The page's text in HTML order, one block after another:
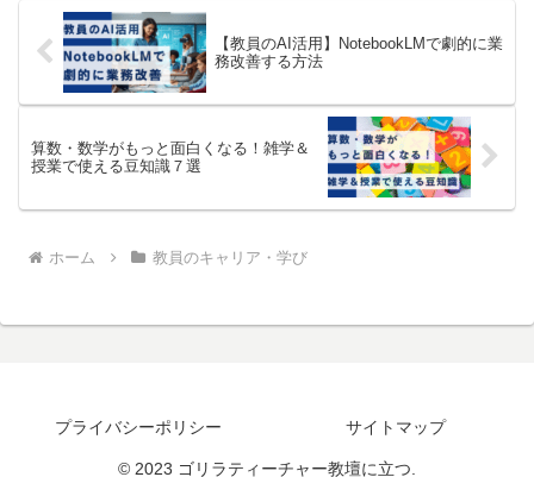
【教員のAI活用】NotebookLMで劇的に業
務改善する方法
算数・数学がもっと面白くなる！雑学＆
授業で使える豆知識７選
ホーム 教員のキャリア・学び
プライバシーポリシー サイトマップ
© 2023 ゴリラティーチャー教壇に立つ.